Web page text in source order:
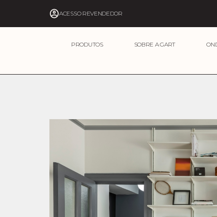
ACESSO REVENDEDOR
PRODUTOS SOBRE A GART